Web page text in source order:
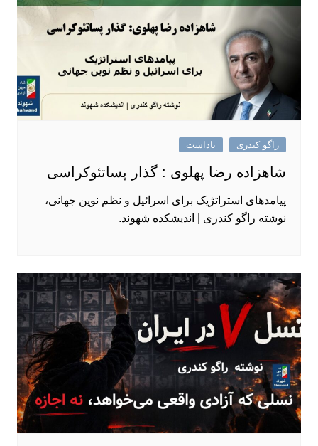
راگو کندری یاداشت
شاهزاده رضا پهلوی : گذار پساتئوکراسی
پیامدهای استراتژیک برای اسرائیل و نظم نوین جهانی،
نوشته راگو کندری | اندیشکده شهوند.